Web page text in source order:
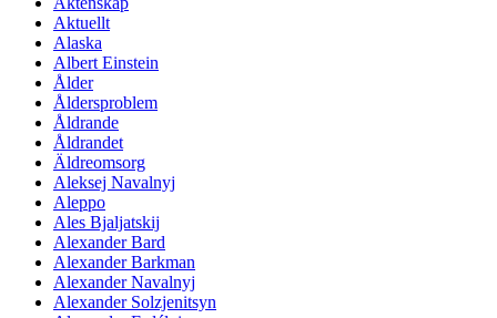
Aktuellt
Alaska
Albert Einstein
Ålder
Åldersproblem
Åldrande
Åldrandet
Äldreomsorg
Aleksej Navalnyj
Aleppo
Ales Bjaljatskij
Alexander Bard
Alexander Barkman
Alexander Navalnyj
Alexander Solzjenitsyn